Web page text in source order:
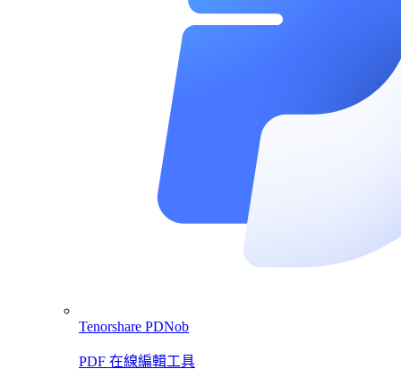
Tenorshare PDNob
PDF 在線編輯工具